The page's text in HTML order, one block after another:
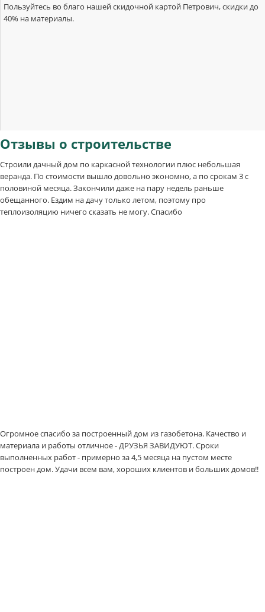
Пользуйтесь во благо нашей скидочной картой Петрович, скидки до
40% на материалы.
Отзывы о строительстве
Строили дачный дом по каркасной технологии плюс небольшая
веранда. По стоимости вышло довольно экономно, а по срокам 3 с
половиной месяца. Закончили даже на пару недель раньше
обещанного. Ездим на дачу только летом, поэтому про
теплоизоляцию ничего сказать не могу. Спасибо
Огромное спасибо за построенный дом из газобетона. Качество и
материала и работы отличное - ДРУЗЬЯ ЗАВИДУЮТ. Сроки
выполненных работ - примерно за 4,5 месяца на пустом месте
построен дом. Удачи всем вам, хороших клиентов и больших домов!!